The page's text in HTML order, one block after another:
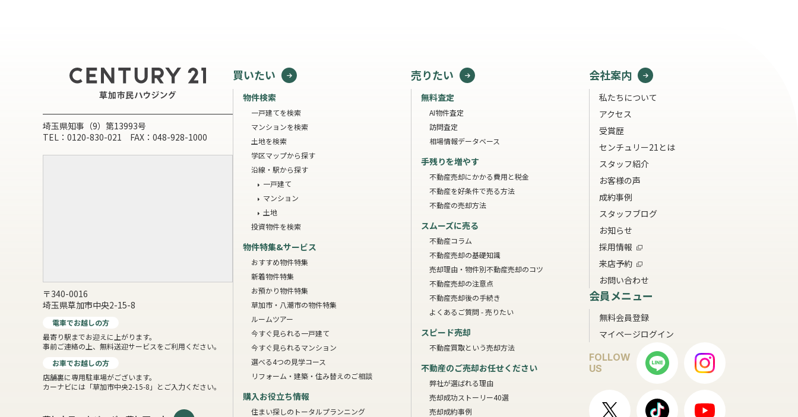
埼玉県知事（9）第13993号
TEL：0120-830-021 FAX：048-928-1000
〒340-0016
埼玉県草加市中央2-15-8
電車でお越しの方
最寄り駅までお迎えに上がります。
事前ご連絡の上、無料送迎サービスをご利用ください。
お車でお越しの方
店舗裏に専用駐車場がございます。
カーナビには「草加市中央2-15-8」とご入力ください。
買いたい
物件検索
一戸建てを検索
マンションを検索
土地を検索
学区マップから探す
沿線・駅から探す
一戸建て
マンション
土地
投資物件を検索
物件特集&サービス
おすすめ物件特集
新着物件特集
お預かり物件特集
草加市・八潮市の物件特集
ルームツアー
今すぐ見られる一戸建て
今すぐ見られるマンション
選べる4つの見学コース
リフォーム・建築・住み替えのご相談
購入お役立ち情報
住まい探しのトータルプランニング
売りたい
無料査定
AI物件査定
訪問査定
相場情報データベース
手残りを増やす
不動産売却にかかる費用と税金
不動産を好条件で売る方法
不動産の売却方法
スムーズに売る
不動産コラム
不動産売却の基礎知識
売却理由・物件別不動産売却のコツ
不動産売却の注意点
不動産売却後の手続き
よくあるご質問 - 売りたい
スピード売却
不動産買取という売却方法
不動産のご売却お任せください
弊社が選ばれる理由
売却成功ストーリー40選
売却成約事例
会社案内
私たちについて
アクセス
受賞歴
センチュリー21とは
スタッフ紹介
お客様の声
成約事例
スタッフブログ
お知らせ
採用情報
来店予約
お問い合わせ
会員メニュー
無料会員登録
マイページログイン
FOLLOW
US